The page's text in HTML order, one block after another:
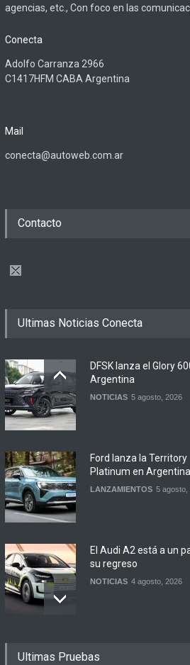
agencias, etc., Con foco en las
Conecta
Adolfo Carranza 2966
C1417HFM CABA Argentina
Mail
conecta@autoweb.com.ar
Contacto
Ultimas Noticias Conecta
DFSK lanza el Glory
Argentina
NOTICIAS 5 agosto, 2026
Ford lanza la Territory
Platinum en Argentina
LANZAMIENTOS 5 agosto,
El Audi A2 está a un
su regreso
NOTICIAS 4 agosto, 2026
ciudades anunciaron el
Ultimas Pruebas